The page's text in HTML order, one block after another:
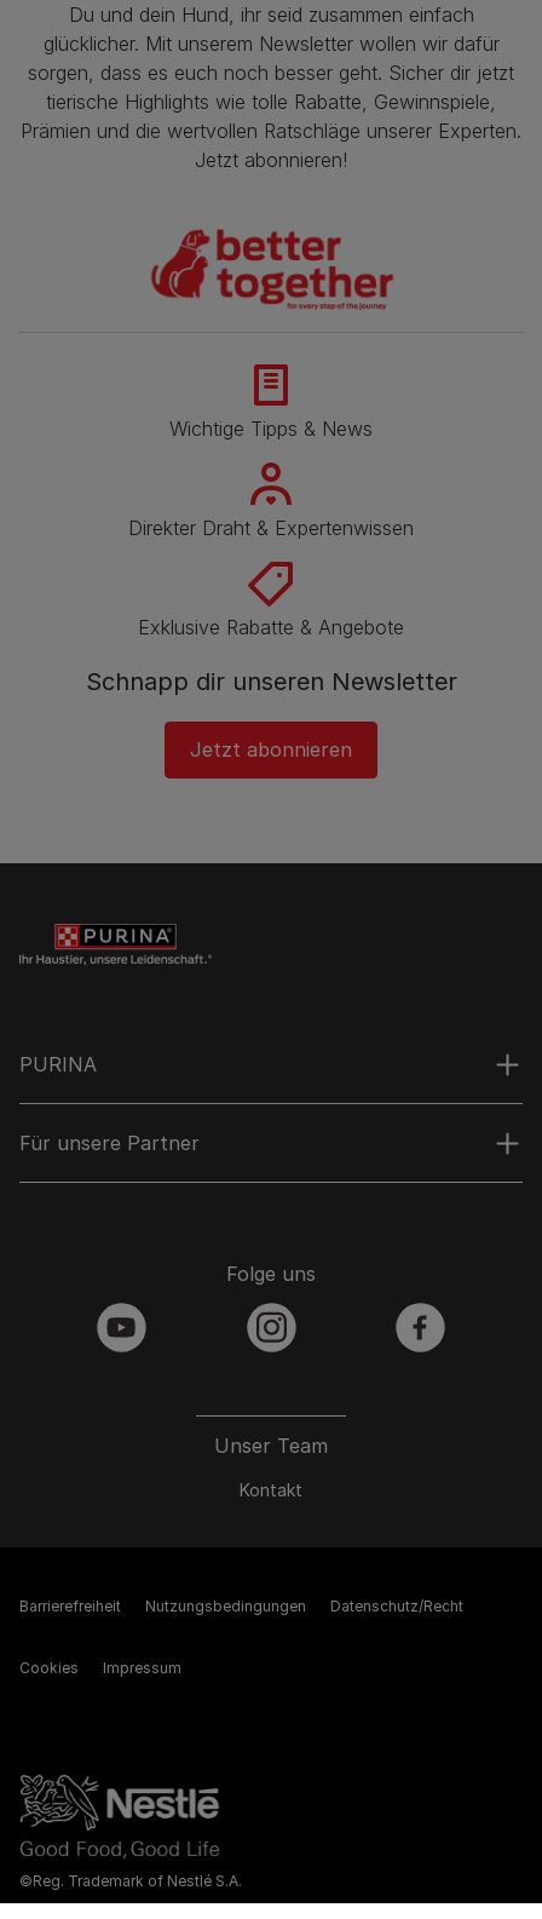
Du und dein Hund, ihr seid zusammen einfach
glücklicher. Mit unserem Newsletter wollen wir dafür
sorgen, dass es euch noch besser geht. Sicher dir jetzt
tierische Highlights wie tolle Rabatte, Gewinnspiele,
Prämien und die wertvollen Ratschläge unserer Experten.
Jetzt abonnieren!
Wichtige Tipps & News
Direkter Draht & Expertenwissen
Exklusive Rabatte & Angebote
Schnapp dir unseren Newsletter
Jetzt abonnieren
PURINA
Für unsere Partner
Unser Team
Kontakt
Folge uns
youtube instagram facebook
©Reg. Trademark of Nestlé S.A.
Barrierefreiheit Nutzungsbedingungen Datenschutz/Recht
Cookies Impressum